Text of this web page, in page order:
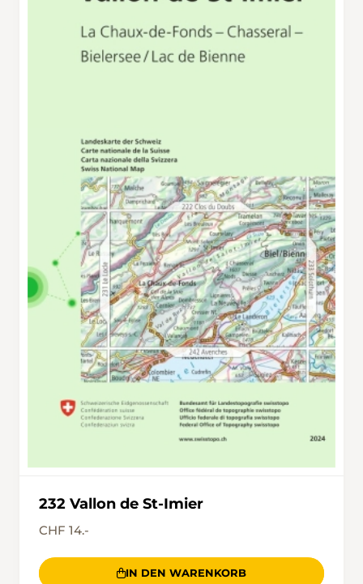
232 Vallon de St-Imier
CHF 14.-
IN DEN WARENKORB